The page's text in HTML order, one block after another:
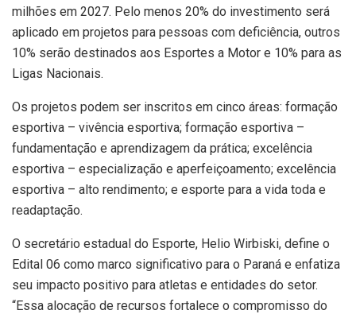
milhões em 2027. Pelo menos 20% do investimento será
aplicado em projetos para pessoas com deficiência, outros
10% serão destinados aos Esportes a Motor e 10% para as
Ligas Nacionais.
Os projetos podem ser inscritos em cinco áreas: formação
esportiva – vivência esportiva; formação esportiva –
fundamentação e aprendizagem da prática; excelência
esportiva – especialização e aperfeiçoamento; excelência
esportiva – alto rendimento; e esporte para a vida toda e
readaptação.
O secretário estadual do Esporte, Helio Wirbiski, define o
Edital 06 como marco significativo para o Paraná e enfatiza
seu impacto positivo para atletas e entidades do setor.
“Essa alocação de recursos fortalece o compromisso do